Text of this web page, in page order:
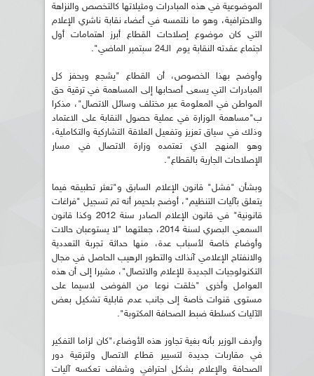
الموضوعية في هذه المبادرات ومثيلاتها كالتخصص والنزاهة
والاحترافية، وهو ما نلتمسه في أعضاء نقابة ناشري الإعلام
التي كان موضوع إصلاحات القطاع أبرز اهتمامات أول
اجتماع عقدته النقابة يوم الـ24 سبتمبر الماضي".
وأوضح بهذا الخصوص، أن القطاع "يشجع ويحفز كل
المبادرات التي يسعى أصحابها إلى المساهمة في ترقية حق
المواطن في المعلومة عبر مختلف وسائل الاتصال"، مذكرا
ب"مساهمة الوزارة في عملية حصول النقابة على الاعتماد
وذلك في سياق تعزيز وتفعيل العلاقة التشاركية والتكاملية،
وهو المنهج الذي تعتمده وزارة الاتصال في مسار
الإصلاحات الجارية بالقطاع".
وبشأن "فشل" قانون الإعلام السابق و"تعثر تطبيقه فيما
يتعلق بآليات التنظيم"، أوضح بلحيمر أنه تم تسجيل "فراغات
قانونية" في قانون الإعلام الصادر سنة 2012 وكذا قانون
السمعي البصري لسنة 2014، جعلتهما "لا يستوعبان حالات
وأوضاع خاصة لأسباب عدة، منها حداثة تجربة التعددية
والانفتاح الإعلامي آنذاك والتطور الرهيب الحاصل في مجال
التكنولوجيات الجديدة للإعلام والاتصال"، مشيرا إلى أن هذه
العوامل وأخرى "خلقت نوعا من الفوضى لاسيما على
مستوى قنوات خاصة إلى جانب عدم قابلية تشكيل بعض
الآليات كسلطة ضبط الصحافة المكتوبة".
وأردف الوزير بأنه بغية تجاوز هذه الأوضاع،"كان لزاما التفكير
في مقاربات جديدة لتسيير قطاع الاتصال ولترقية دور
الصحافة والإعلام بشكل احترافي وشفاف تعكسه آليات